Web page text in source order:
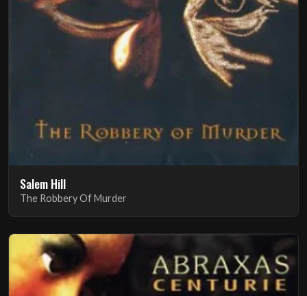
Salem Hill
The Robbery Of Murder